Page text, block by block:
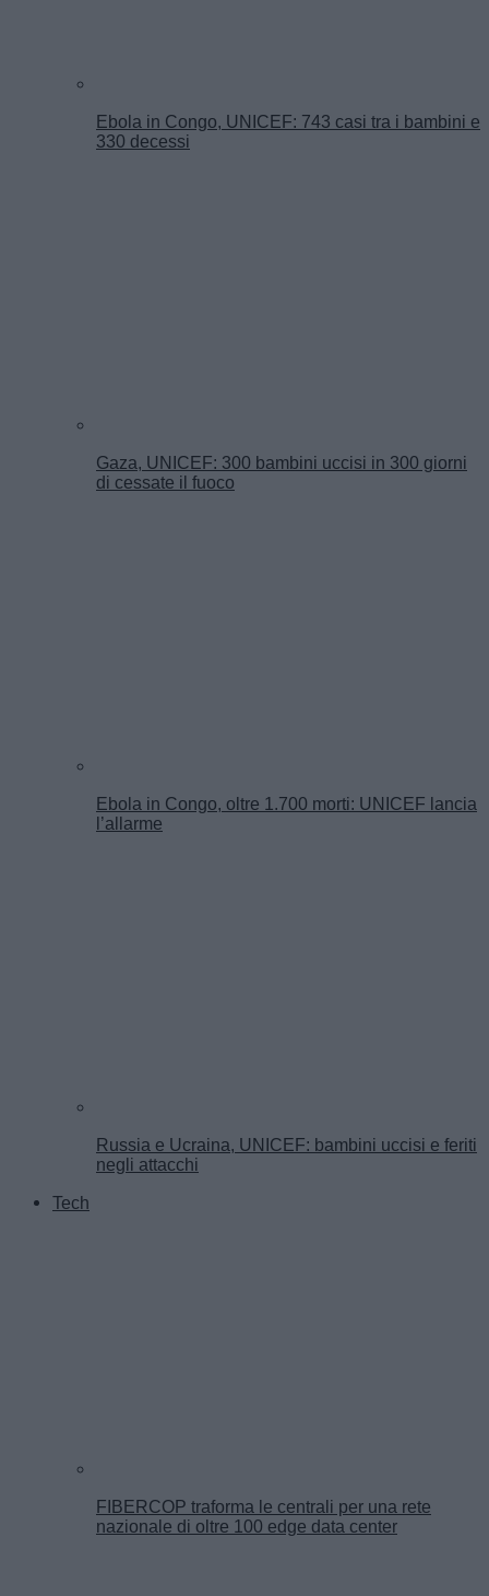
Ebola in Congo, UNICEF: 743 casi tra i bambini e
330 decessi
Gaza, UNICEF: 300 bambini uccisi in 300 giorni
di cessate il fuoco
Ebola in Congo, oltre 1.700 morti: UNICEF lancia
l’allarme
Russia e Ucraina, UNICEF: bambini uccisi e feriti
negli attacchi
Tech
FIBERCOP traforma le centrali per una rete
nazionale di oltre 100 edge data center